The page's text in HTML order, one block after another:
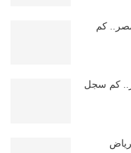
كم
كم سجل